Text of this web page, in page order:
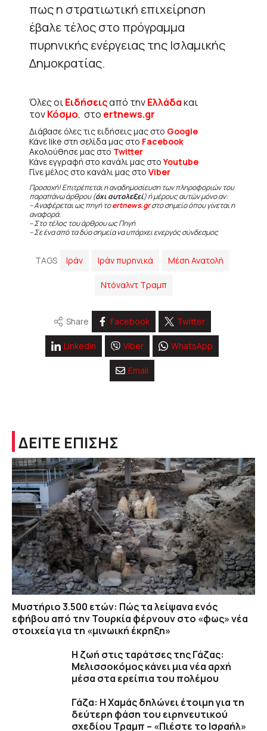
πως η στρατιωτική επιχείρηση
έβαλε τέλος στο πρόγραμμα
πυρηνικής ενέργειας της Ισλαμικής
Δημοκρατίας.
Όλες οιΕιδήσειςαπό τηνΕλλάδακαι
τονΚόσμο, στο ertnews.gr
Διάβασε όλες τις ειδήσεις μας στο Google
Κάνε like στη σελίδα μας στο Facebook
Ακολούθησε μας στο Twitter
Κάνε εγγραφή στο κανάλι μας στοYoutube
Γίνε μέλος στο κανάλι μας στο Viber
Προσοχή! Επιτρέπεται η αναδημοσίευση των πληροφοριών του
παραπάνω άρθρου (όχι αυτολεξεί) ή μέρους αυτών μόνο αν:
– Αναφέρεται ως πηγή τοertnews.grστο σημείο όπου γίνεται η
αναφορά.
– Στο τέλος του άρθρου ως Πηγή
– Σε ένα από τα δύο σημεία να υπάρχει ενεργός σύνδεσμος
TAGS Ιράν Ιράν πυρηνικά Μέση Ανατολή
Ντόναλντ Τραμπ
Share Facebook Twitter
Linkedin Viber WhatsApp
Email
ΔΕΙΤΕ ΕΠΙΣΗΣ
Μυστήριο 3.500 ετών: Πώς τα λείψανα ενός
εφήβου από την Τουρκία φέρνουν στο «φως» νέα
στοιχεία για τη «μινωική έκρηξη»
Η ζωή στις ταράτσες της Γάζας:
Μελισσοκόμος κάνει μια νέα αρχή
μέσα στα ερείπια του πολέμου
Γάζα: Η Χαμάς δηλώνει έτοιμη για τη
δεύτερη φάση του ειρηνευτικού
σχεδίου Τραμπ – «Πιέστε το Ισραήλ»